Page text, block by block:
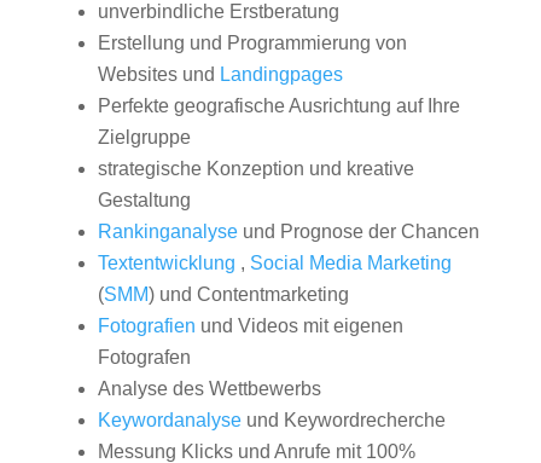
unverbindliche Erstberatung
Erstellung und Programmierung von
Websites und Landingpages
Perfekte geografische Ausrichtung auf Ihre
Zielgruppe
strategische Konzeption und kreative
Gestaltung
Rankinganalyseund Prognose der Chancen
Textentwicklung , Social Media Marketing
(SMM) und Contentmarketing
Fotografien und Videos mit eigenen
Fotografen
Analyse des Wettbewerbs
Keywordanalyseund Keywordrecherche
Messung Klicks und Anrufe mit 100%